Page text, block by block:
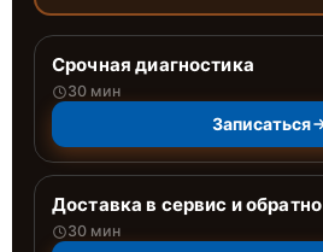
Срочная диагностика
30 мин
Записаться
Доставка в сервис и обратно
30 мин